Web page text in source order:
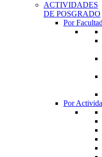
ACTIVIDADES
DE POSGRADO
Por Facultad
Por